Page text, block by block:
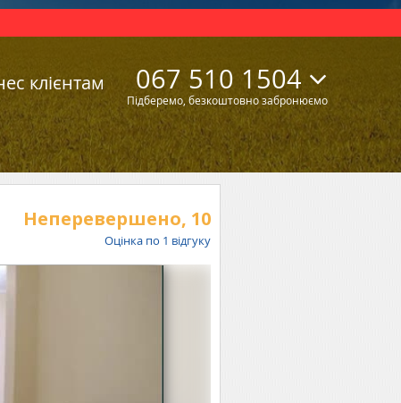
клієнтам 067 510 1504
Підберемо, безкоштовно забронюємо
Неперевершено, 10
Оцінка по 1 відгуку